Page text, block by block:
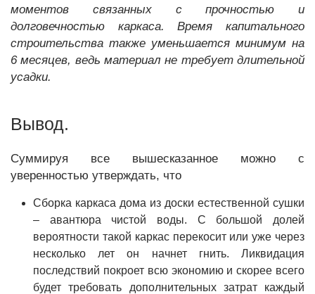
моментов связанных с прочностью и
долговечностью каркаса. Время капитального
строительства также уменьшается минимум на
6 месяцев, ведь материал не требует длительной
усадки.
Вывод.
Суммируя все вышесказанное можно с
уверенностью утверждать, что
Сборка каркаса дома из доски естественной сушки
– авантюра чистой воды. С большой долей
вероятности такой каркас перекосит или уже через
несколько лет он начнет гнить. Ликвидация
последствий покроет всю экономию и скорее всего
будет требовать дополнительных затрат каждый